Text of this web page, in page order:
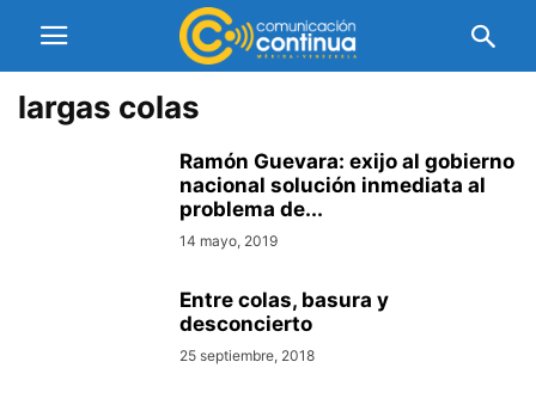
largas colas
Ramón Guevara: exijo al gobierno
nacional solución inmediata al
problema de...
14 mayo, 2019
Entre colas, basura y
desconcierto
25 septiembre, 2018